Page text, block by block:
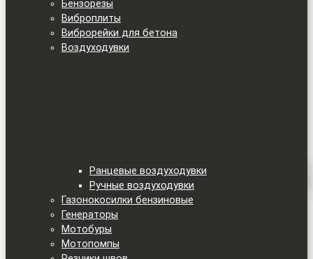
Бензорезы
Виброплиты
Виброрейки для бетона
Воздуходувки
Ранцевые воздуходувки
Ручные воздуходувки
Газонокосилки бензиновые
Генераторы
Мотобуры
Мотопомпы